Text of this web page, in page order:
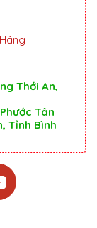
Thới An,
Tân
Tỉnh Bình